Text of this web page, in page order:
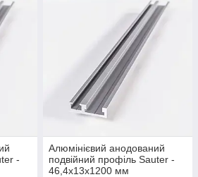
-
Алюмінієвий анодований
подвійний профіль Sauter -
46,4x13x1200 мм